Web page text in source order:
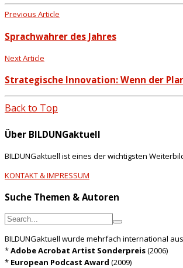
Previous Article
Sprachwahrer des Jahres
Next Article
Strategische Innovation: Wenn der
Back to Top
Über BILDUNGaktuell
BILDUNGaktuell ist eines der wichtigsten
KONTAKT & IMPRESSUM
Suche Themen & Autoren
BILDUNGaktuell wurde mehrfach international
*Adobe Acrobat Artist Sonderpreis(2006)
* European Podcast Award (2009)